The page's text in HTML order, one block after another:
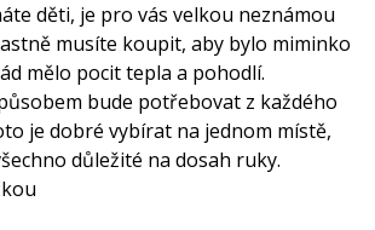
děti, je pro vás velkou neznámou
musíte koupit, aby bylo miminko
mělo pocit tepla a pohodlí.
bude potřebovat z každého
je dobré vybírat na jednom místě,
důležité na dosah ruky.